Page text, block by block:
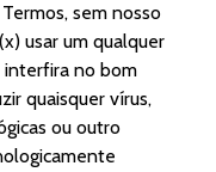
sem nosso
usar um qualquer
interfira no bom
quaisquer vírus,
ou outro